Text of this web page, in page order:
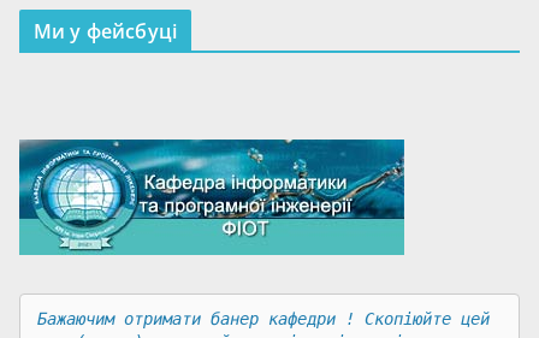
Ми у фейсбуці
Бажаючим отримати банер кафедри ! Скопіюйте цей